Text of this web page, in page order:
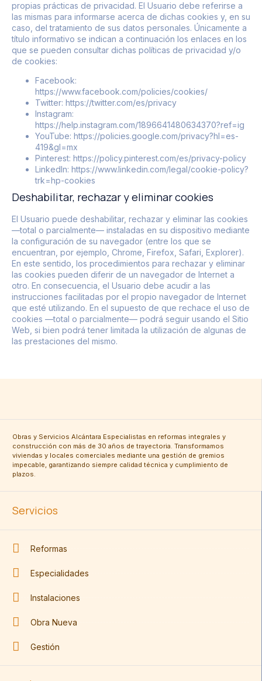
propias prácticas de privacidad. El Usuario debe referirse a
las mismas para informarse acerca de dichas cookies y, en su
caso, del tratamiento de sus datos personales. Únicamente a
título informativo se indican a continuación los enlaces en los
que se pueden consultar dichas políticas de privacidad y/o
de cookies:
Facebook:
https://www.facebook.com/policies/cookies/
Twitter: https://twitter.com/es/privacy
Instagram:
https://help.instagram.com/1896641480634370?ref=ig
YouTube: https://policies.google.com/privacy?hl=es-
419&gl=mx
Pinterest: https://policy.pinterest.com/es/privacy-policy
LinkedIn: https://www.linkedin.com/legal/cookie-policy?
trk=hp-cookies
Deshabilitar, rechazar y eliminar cookies
El Usuario puede deshabilitar, rechazar y eliminar las cookies
—total o parcialmente— instaladas en su dispositivo mediante
la configuración de su navegador (entre los que se
encuentran, por ejemplo, Chrome, Firefox, Safari, Explorer).
En este sentido, los procedimientos para rechazar y eliminar
las cookies pueden diferir de un navegador de Internet a
otro. En consecuencia, el Usuario debe acudir a las
instrucciones facilitadas por el propio navegador de Internet
que esté utilizando. En el supuesto de que rechace el uso de
cookies —total o parcialmente— podrá seguir usando el Sitio
Web, si bien podrá tener limitada la utilización de algunas de
las prestaciones del mismo.
Obras y Servicios Alcántara Especialistas en reformas integrales y
construcción con más de 30 años de trayectoria. Transformamos
viviendas y locales comerciales mediante una gestión de gremios
impecable, garantizando siempre calidad técnica y cumplimiento de
plazos.
Servicios
Reformas
Especialidades
Instalaciones
Obra Nueva
Gestión